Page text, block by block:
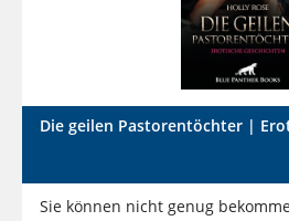
Die geilen Pastorentöchter |
Sie können nicht genug